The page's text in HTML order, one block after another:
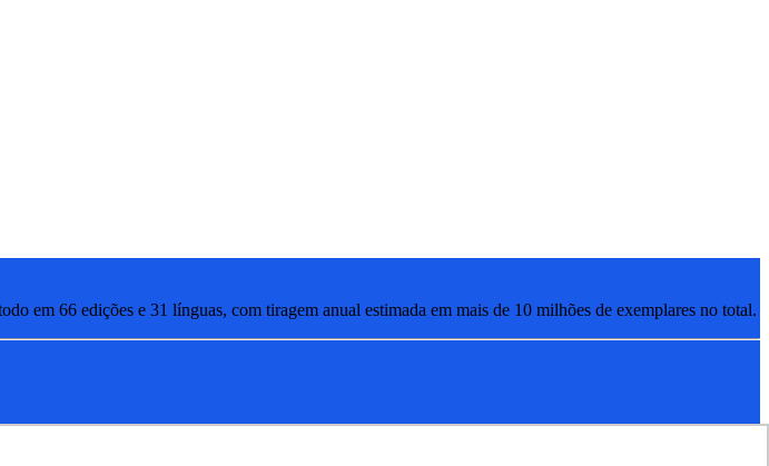
em 66 edições e 31 línguas, com tiragem anual estimada em mais de 10 milhões de exemplares no total.